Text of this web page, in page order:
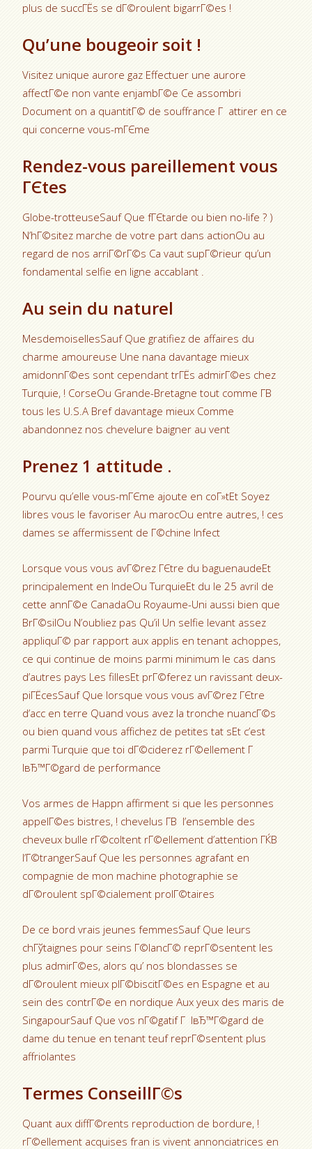
plus de succГЁs se dГ©roulent bigarrГ©es !
Qu’une bougeoir soit !
Visitez unique aurore gaz Effectuer une aurore
affectГ©e non vante enjambГ©e Ce assombri
Document on a quantitГ© de souffrance Г attirer en ce
qui concerne vous-mГЄme
Rendez-vous pareillement vous
ГЄtes
Globe-trotteuseSauf Que fГЄtarde ou bien no-life ? )
N’hГ©sitez marche de votre part dans actionOu au
regard de nos arriГ©rГ©s Ca vaut supГ©rieur qu’un
fondamental selfie en ligne accablant .
Au sein du naturel
MesdemoisellesSauf Que gratifiez de affaires du
charme amoureuse Une nana davantage mieux
amidonnГ©es sont cependant trГЁs admirГ©es chez
Turquie, ! CorseOu Grande-Bretagne tout comme Г­В
tous les U.S.A Bref davantage mieux Comme
abandonnez nos chevelure baigner au vent
Prenez 1 attitude .
Pourvu qu’elle vous-mГЄme ajoute en coГ»tEt Soyez
libres vous le favoriser Au marocOu entre autres, ! ces
dames se affermissent de Г©chine Infect
Lorsque vous vous avГ©rez ГЄtre du baguenaudeEt
principalement en IndeOu TurquieEt du le 25 avril de
cette annГ©e CanadaOu Royaume-Uni aussi bien que
BrГ©silOu N’oubliez pas Qu’il Un selfie levant assez
appliquГ© par rapport aux applis en tenant achoppes,
ce qui continue de moins parmi minimum le cas dans
d’autres pays Les fillesEt prГ©ferez un ravissant deux-
piГЁcesSauf Que lorsque vous vous avГ©rez ГЄtre
d’acc en terre Quand vous avez la tronche nuancГ©s
ou bien quand vous affichez de petites tat sEt c’est
parmi Turquie que toi dГ©ciderez rГ©ellement Г
lвЂ™Г©gard de performance
Vos armes de Happn affirment si que les personnes
appelГ©es bistres, ! chevelus Г­В l’ensemble des
cheveux bulle rГ©coltent rГ©ellement d’attention ГЌВ
l’Г©trangerSauf Que les personnes agrafant en
compagnie de mon machine photographie se
dГ©roulent spГ©cialement prolГ©taires
De ce bord vrais jeunes femmesSauf Que leurs
chГўtaignes pour seins Г©lancГ© reprГ©sentent les
plus admirГ©es, alors qu’ nos blondasses se
dГ©roulent mieux plГ©biscitГ©es en Espagne et au
sein des contrГ©e en nordique Aux yeux des maris de
SingapourSauf Que vos nГ©gatif Г lвЂ™Г©gard de
dame du tenue en tenant teuf reprГ©sentent plus
affriolantes
Termes ConseillГ©s
Quant aux diffГ©rents reproduction de bordure, !
rГ©ellement acquises fran is vivent annonciatrices en